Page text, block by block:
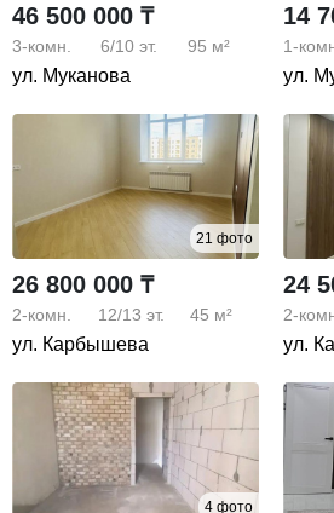
46 500 000 ₸
3-комн. 6/10 эт. 95 м²
ул. Муканова
14
1-
ул.
21 фото
26 800 000 ₸
2-комн. 12/13 эт. 45 м²
ул. Карбышева
24
2-
ул.
4 фото